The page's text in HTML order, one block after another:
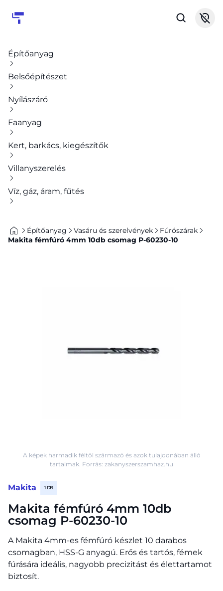
Építőanyag
Belsőépítészet
Nyílászáró
Faanyag
Kert, barkács, kiegészítők
Villanyszerelés
Víz, gáz, áram, fűtés
Építőanyag Vasáru és szerelvények
Fúrószárak
Makita fémfúró 4mm 10db csomag P-60230-10
Makita 1 DB
Makita fémfúró 4mm 10db
csomag P-60230-10
A Makita 4mm-es fémfúró készlet 10 darabos
csomagban, HSS-G anyagú. Erős és tartós, fémek
fúrására ideális, nagyobb precizitást és élettartamot
biztosít.
A képek harmadik féltől származó és azok tulajdonában álló
tartalmak. Forrás: zakanyszerszamhaz.hu